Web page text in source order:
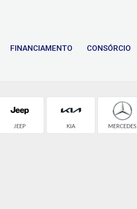
FINANCIAMENTO CONSÓRCIO
JEEP KIA MERCEDES